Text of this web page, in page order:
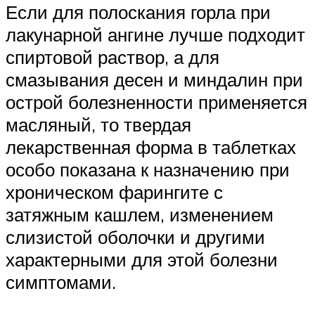
Если для полоскания горла при
лакунарной ангине лучше подходит
спиртовой раствор, а для
смазывания десен и миндалин при
острой болезненности применяется
масляный, то твердая
лекарственная форма в таблетках
особо показана к назначению при
хроническом фарингите с
затяжным кашлем, изменением
слизистой оболочки и другими
характерными для этой болезни
симптомами.